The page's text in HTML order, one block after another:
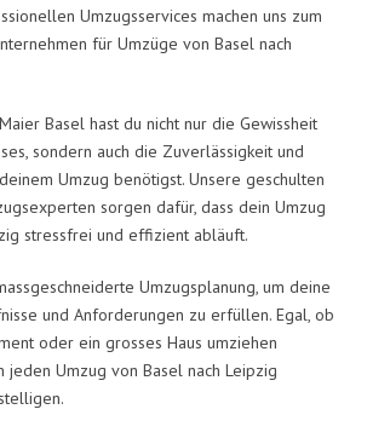
Umzugsservices machen uns zum
für Umzüge von Basel nach
Basel hast du nicht nur die Gewissheit
sondern auch die Zuverlässigkeit und
Umzug benötigst. Unsere geschulten
sorgen dafür, dass dein Umzug
stressfrei und effizient abläuft.
Umzugsplanung, um deine
und Anforderungen zu erfüllen. Egal, ob
oder ein grosses Haus umziehen
jeden Umzug von Basel nach Leipzig